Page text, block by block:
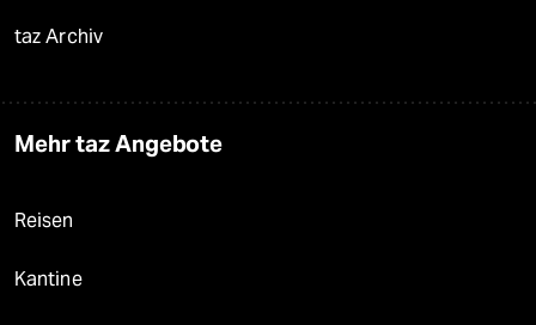
taz Archiv
Mehr taz Angebote
Reisen
Kantine